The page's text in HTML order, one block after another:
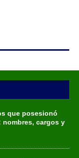
que posesionó
nombres, cargos y